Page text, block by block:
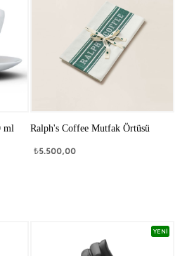
ml Ralph's Coffee Mutfak Örtüsü
₺5.500,00
YENİ